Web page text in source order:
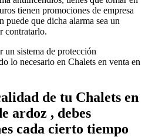
tienen promociones de empresa
puede que dicha alarma sea un
contratarlo.
un sistema de protección
lo necesario en Chalets en venta en
de tu Chalets en
ardoz , debes
cada cierto tiempo